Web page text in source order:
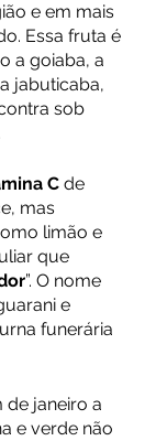
e em mais
Essa fruta é
a goiaba, a
jabuticaba,
sob
C de
mas
limão e
que
”. O nome
e
funerária
janeiro a
e verde não